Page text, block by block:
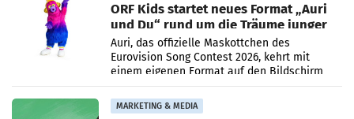
ORF Kids startet neues Format „Auri
und Du“ rund um die Träume junger
Menschen
Auri, das offizielle Maskottchen des
Eurovision Song Contest 2026, kehrt mit
einem eigenen Format auf den Bildschirm
zurück. In der neuen Sendung „Auri und Du“
bei ORF Kids steht
MARKETING & MEDIA